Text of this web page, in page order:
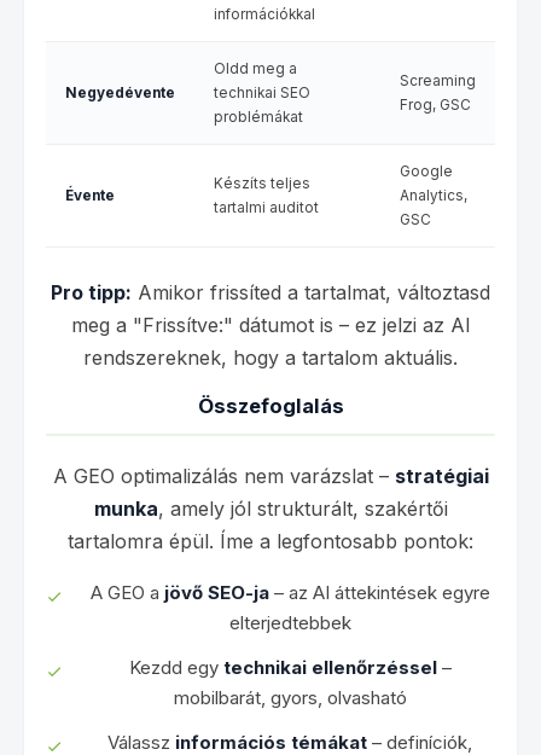
információkkal
Negyedévente
Oldd meg a
technikai SEO
problémákat
Screaming
Frog, GSC
Évente
Készíts teljes
tartalmi auditot
Google
Analytics,
GSC
Pro tipp: Amikor frissíted a tartalmat, változtasd
meg a "Frissítve:" dátumot is – ez jelzi az AI
rendszereknek, hogy a tartalom aktuális.
Összefoglalás
A GEO optimalizálás nem varázslat – stratégiai
munka, amely jól strukturált, szakértői
tartalomra épül. Íme a legfontosabb pontok:
A GEO a jövő SEO-ja– az AI áttekintések egyre
elterjedtebbek
Kezdd egy technikai ellenőrzéssel–
mobilbarát, gyors, olvasható
Válassz információs témákat – definíciók,